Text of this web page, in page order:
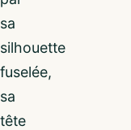
sa
silhouette
fuselée,
sa
tête